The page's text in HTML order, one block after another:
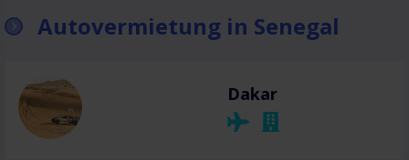
Autovermietung in Senegal
Dakar